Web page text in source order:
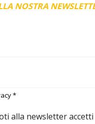
NOSTRA
*
alla newsletter